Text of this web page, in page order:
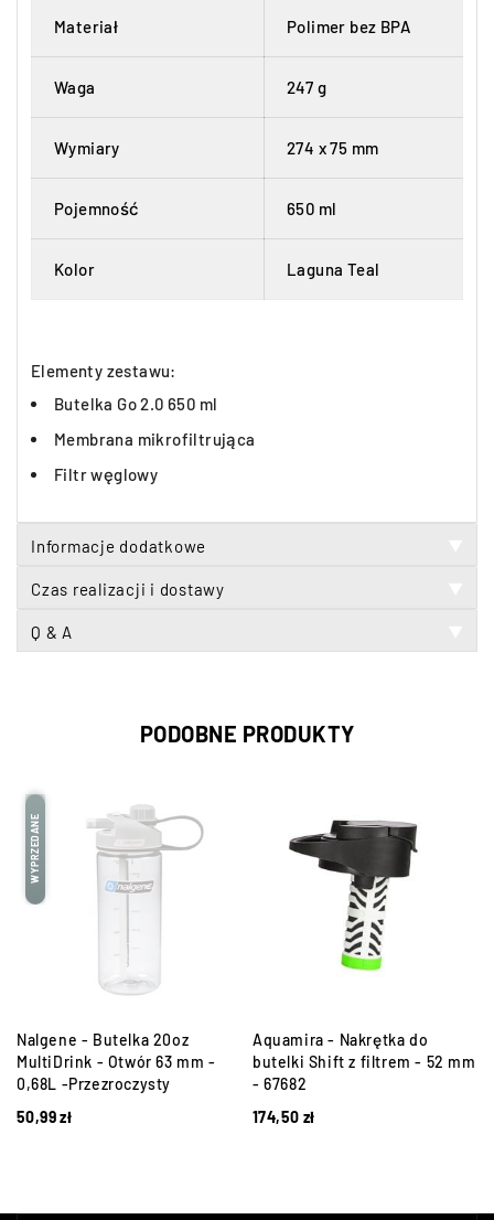
Materiał Polimer bez BPA
Waga 247 g
Wymiary 274 x 75 mm
Pojemność 650 ml
Kolor Laguna Teal
Elementy zestawu:
Butelka Go 2.0 650 ml
Membrana mikrofiltrująca
Filtr węglowy
Informacje dodatkowe
Czas realizacji i dostawy
Q & A
PODOBNE PRODUKTY
WYPRZEDANE
Nalgene - Butelka 20oz
MultiDrink - Otwór 63 mm -
0,68L -Przezroczysty
50,99zł
Aquamira - Nakrętka do
butelki Shift z filtrem - 52 mm
- 67682
174,50 zł